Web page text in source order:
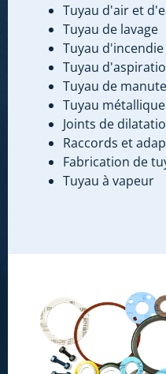
Tuyau d'air et
Tuyau de lavage
Tuyau d'incendie
Tuyau
Tuyau de
Tuyau métallique
Joints de
Raccords et
Fabrication de
Tuyau à vapeur